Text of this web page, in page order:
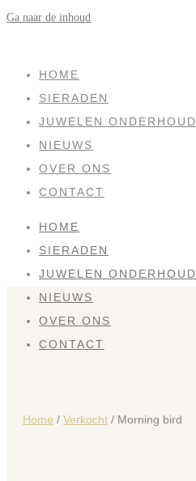
Ga naar de inhoud
HOME
SIERADEN
JUWELEN ONDERHOUD
NIEUWS
OVER ONS
CONTACT
HOME
SIERADEN
JUWELEN ONDERHOUD
NIEUWS
OVER ONS
CONTACT
Home / Verkocht / Morning bird
SOLD